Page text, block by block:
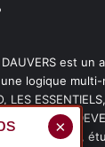
est un
logique
LES
PRIX,
CLIENTS, etc.),